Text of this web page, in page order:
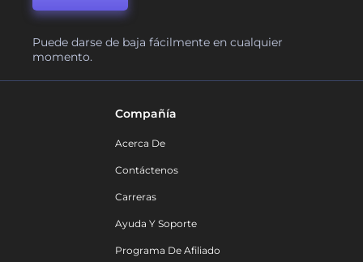
Puede darse de baja fácilmente en cualquier
momento.
Compañía
Acerca De
Contáctenos
Carreras
Ayuda Y Soporte
Programa De Afiliado